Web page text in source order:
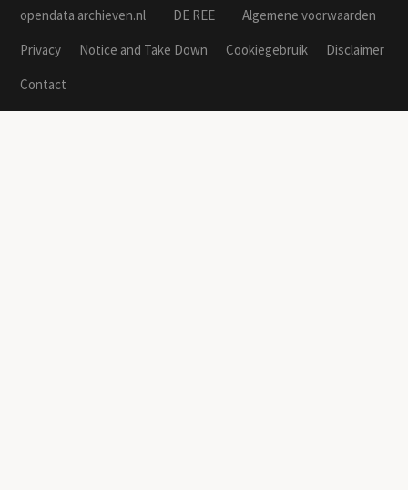
opendata.archieven.nl DE REE
Algemene voorwaarden
Privacy
Notice and Take Down Cookiegebruik
Disclaimer
Contact